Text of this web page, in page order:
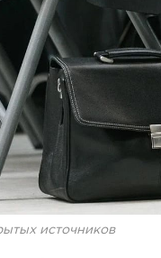
источников